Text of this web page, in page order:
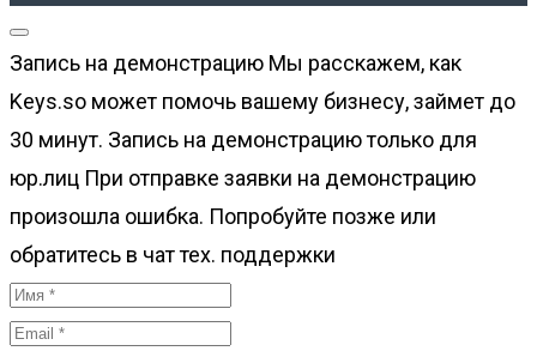
Запись на демонстрацию Мы расскажем, как
Keys.so может помочь вашему бизнесу, займет до
30 минут. Запись на демонстрацию только для
юр.лиц При отправке заявки на демонстрацию
произошла ошибка. Попробуйте позже или
обратитесь в чат тех. поддержки